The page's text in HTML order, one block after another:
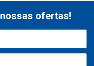
ofertas!